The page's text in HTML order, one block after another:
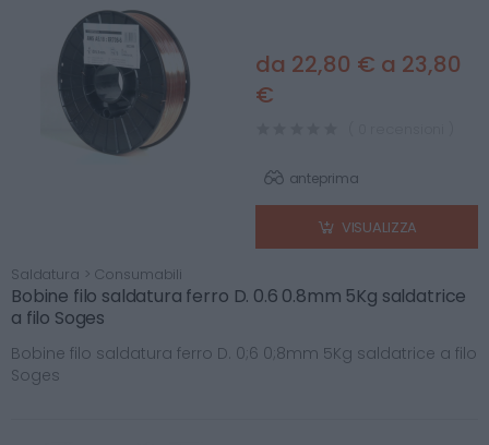
da 22,80 € a 23,80
€
anteprima
VISUALIZZA
Saldatura > Consumabili
Bobine filo saldatura ferro D. 0.6 0.8mm 5Kg saldatrice
a filo Soges
Bobine filo saldatura ferro D. 0;6 0;8mm 5Kg saldatrice a filo
Soges